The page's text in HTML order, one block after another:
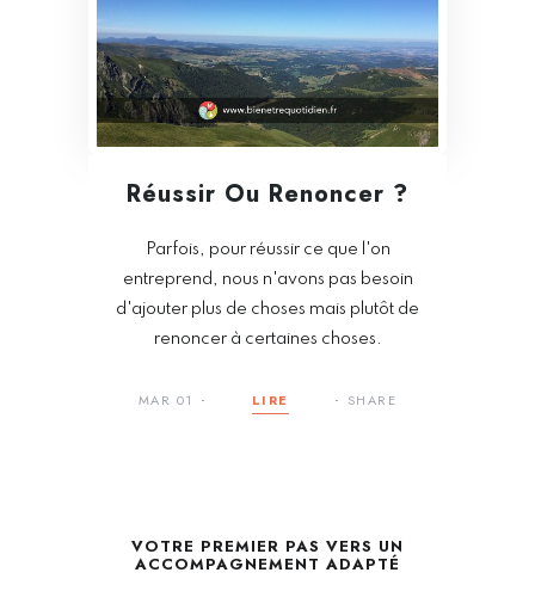
Réussir Ou Renoncer ?
Parfois, pour réussir ce que l'on
entreprend, nous n'avons pas besoin
d'ajouter plus de choses mais plutôt de
renoncer à certaines choses.
MAR 01 LIRE SHARE
VOTRE PREMIER PAS VERS UN
ACCOMPAGNEMENT ADAPTÉ